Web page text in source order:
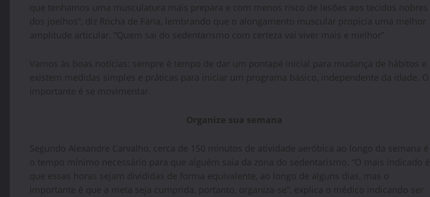
que tenhamos uma musculatura mais prepara e com menos risco de lesões aos tecidos nobres
dos joelhos”, diz Rocha de Faria, lembrando que o alongamento muscular propicia uma melhor
amplitude articular. “Quem sai do sedentarismo com certeza vai viver mais e melhor”
Vamos às boas notícias: sempre é tempo de dar um pontapé inicial para mudança de hábitos e
existem medidas simples e práticas para iniciar um programa básico, independente da idade. O
importante é se movimentar.
Organize sua semana
Segundo Alexandre Carvalho, cerca de 150 minutos de atividade aeróbica ao longo da semana é
o tempo mínimo necessário para que alguém saia da zona do sedentarismo. “O mais indicado é
que essas horas sejam divididas de forma equivalente, ao longo de alguns dias, mas o
importante é que a meta seja cumprida, portanto, organiza-se”, explica o médico indicando ser